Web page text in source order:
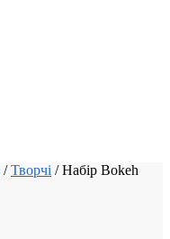
/Творчі /Набір Bokeh